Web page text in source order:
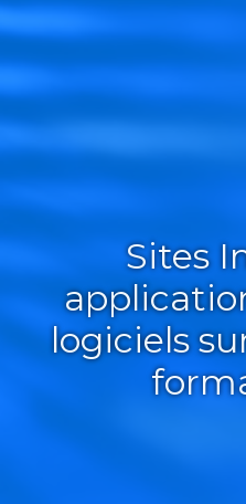
Sites
logiciels